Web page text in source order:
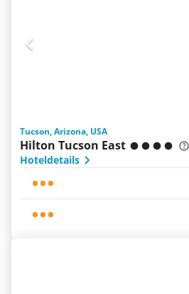
Tucson, Arizona, USA
Hilton Tucson East
Hoteldetails